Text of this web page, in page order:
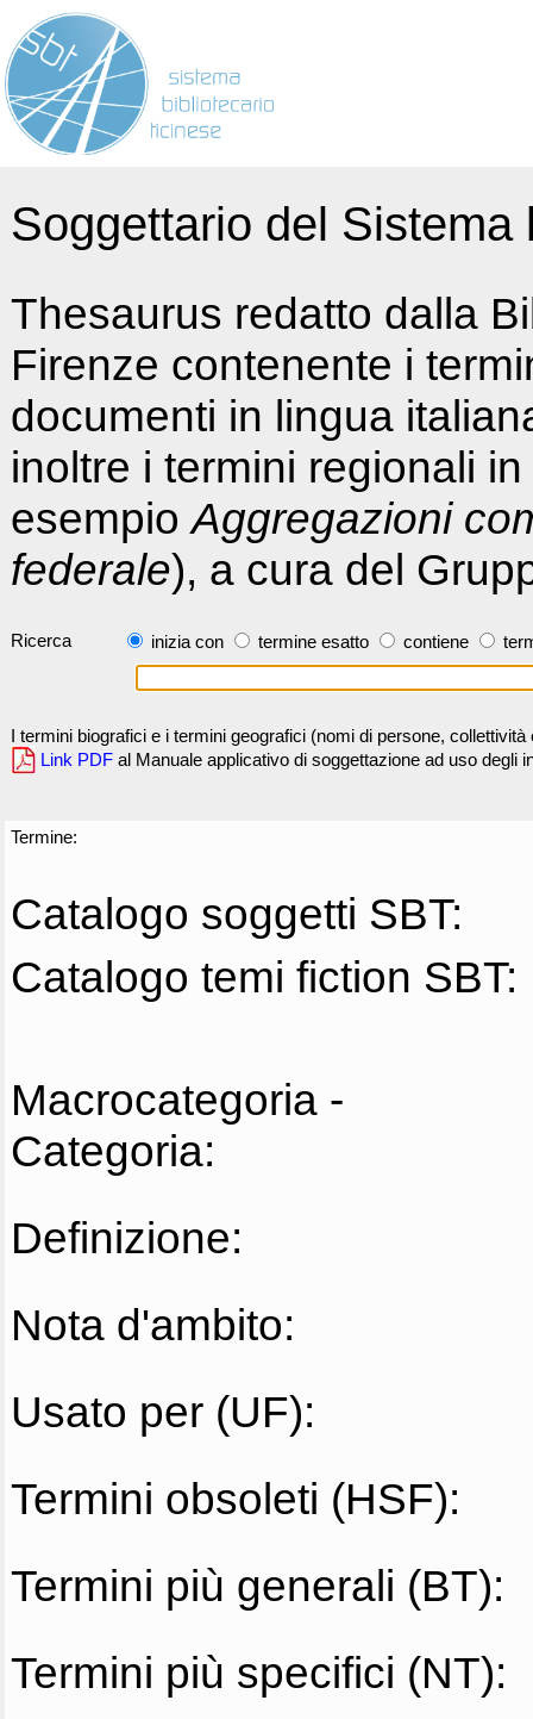
Soggettario del
Thesaurus redatto dalla
Firenze contenente i
documenti in lingua
inoltre i termini regionali
esempioAggregazioni
federale), a cura del
Ricerca inizia con termine esatto contiene
I termini biografici e i termini geografici (nomi di persone,
Link PDF al Manuale applicativo di soggettazione ad uso degli
Termine:
Catalogo soggetti SBT:
Catalogo temi fiction SBT:
Macrocategoria -
Categoria:
Definizione:
Nota d'ambito:
Usato per (UF):
Termini obsoleti (HSF):
Termini più generali (BT):
Termini più specifici (NT):